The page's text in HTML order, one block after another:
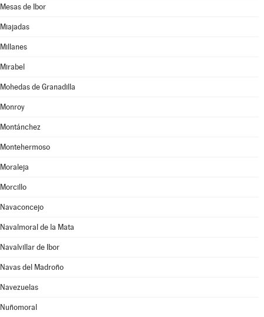
Mesas de Ibor
Miajadas
Millanes
Mirabel
Mohedas de Granadilla
Monroy
Montánchez
Montehermoso
Moraleja
Morcillo
Navaconcejo
Navalmoral de la Mata
Navalvillar de Ibor
Navas del Madroño
Navezuelas
Nuñomoral